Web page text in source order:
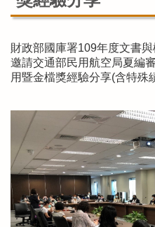
財政部國庫署109年度文書
邀請交通部民用航空局夏編
用暨金檔獎經驗分享(含特殊